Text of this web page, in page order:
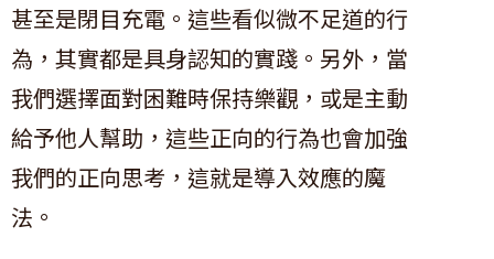
甚至是閉目充電。這些看似微不足道的行
為，其實都是具身認知的實踐。另外，當
我們選擇面對困難時保持樂觀，或是主動
給予他人幫助，這些正向的行為也會加強
我們的正向思考，這就是導入效應的魔
法。